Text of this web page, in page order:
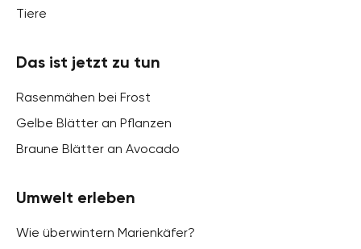
Tiere
Das ist jetzt zu tun
Rasenmähen bei Frost
Gelbe Blätter an Pflanzen
Braune Blätter an Avocado
Umwelt erleben
Wie überwintern Marienkäfer?